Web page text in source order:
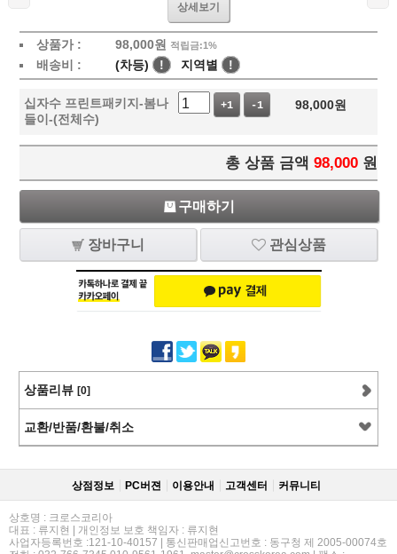
상세보기
상품가 : 98,000원 적립금:1%
배송비 : (차등) ! 지역별 !
십자수 프린트패키지-봄나
들이-(전체수)
+1 -1 98,000원
총 상품 금액 98,000 원
구매하기
장바구니 관심상품
상품리뷰 [0]
교환/반품/환불/취소
상점정보 PC버젼 이용안내 고객센터 커뮤니티
상호명 : 크로스코리아
대표 : 류지현 | 개인정보 보호 책임자 : 류지현
사업자등록번호 :121-10-40157 | 통신판매업신고번호 : 동구청 제 2005-00074호